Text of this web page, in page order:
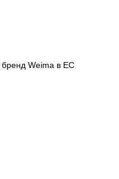
бренд Weima в ЕС